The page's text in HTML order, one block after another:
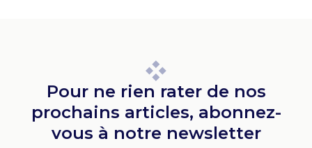
Pour ne rien rater de nos
prochains articles, abonnez-
vous à notre newsletter